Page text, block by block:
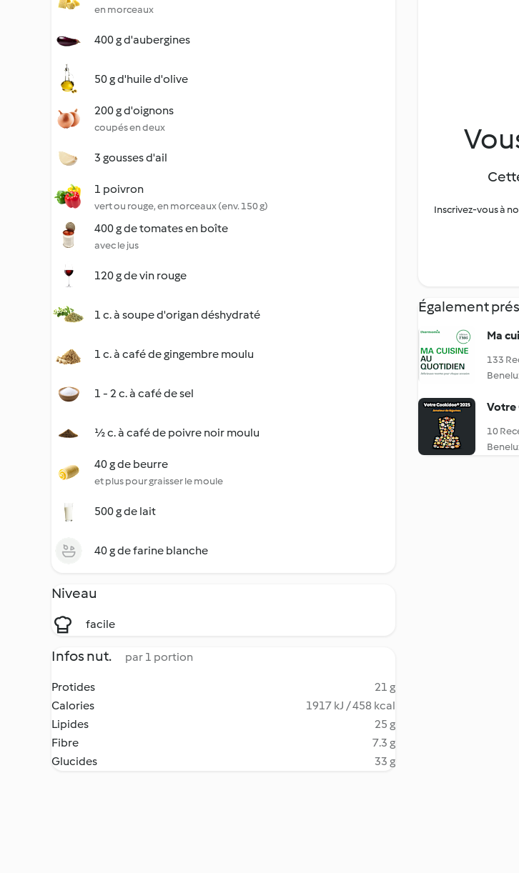
en morceaux
400 g d'aubergines
50 g d'huile d'olive
200 g d'oignons
coupés en deux
3 gousses d'ail
1 poivron
vert ou rouge, en morceaux (env. 150 g)
400 g de tomates en boîte
avec le jus
120 g de vin rouge
1 c. à soupe d'origan déshydraté
1 c. à café de gingembre moulu
1 - 2 c. à café de sel
½ c. à café de poivre noir moulu
40 g de beurre
et plus pour graisser le moule
500 g de lait
40 g de farine blanche
Niveau
facile
Infos nut. par 1 portion
Protides
21 g
Calories
1917 kJ / 458 kcal
Lipides
25 g
Fibre
7.3 g
Glucides
33 g
Inscrivez-vous à
Également
Ma
133
Votre
10